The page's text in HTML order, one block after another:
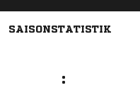
ANZEIGE
SAISONSTATISTIK
: